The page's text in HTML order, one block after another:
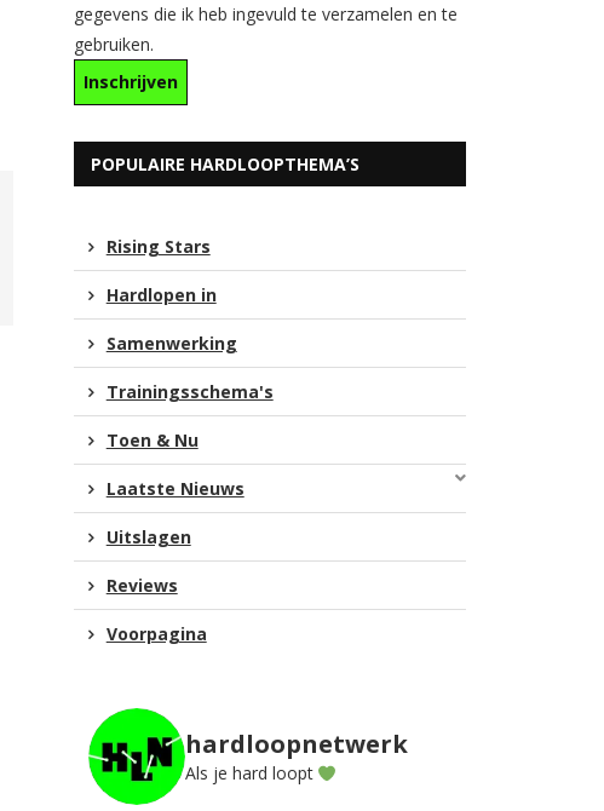
gegevens die ik heb ingevuld te verzamelen en te
gebruiken.
POPULAIRE HARDLOOPTHEMA’S
Rising Stars
Hardlopen in
Samenwerking
Trainingsschema's
Toen & Nu
Laatste Nieuws
Uitslagen
Reviews
Voorpagina
hardloopnetwerk
Als je hard loopt